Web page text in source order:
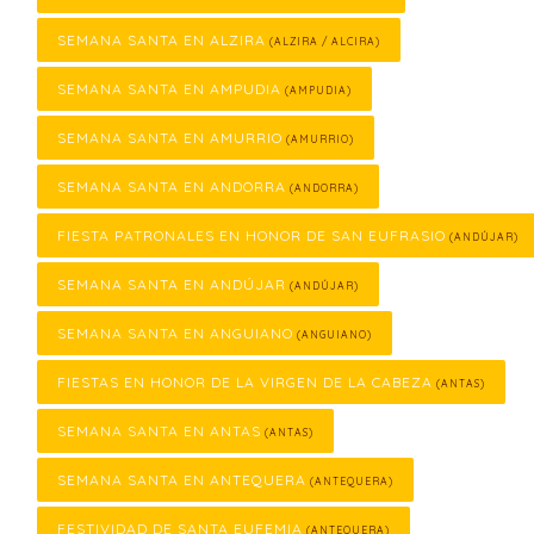
SEMANA SANTA EN ALZIRA (ALZIRA / ALCIRA)
SEMANA SANTA EN AMPUDIA (AMPUDIA)
SEMANA SANTA EN AMURRIO (AMURRIO)
SEMANA SANTA EN ANDORRA (ANDORRA)
FIESTA PATRONALES EN HONOR DE SAN EUFRASIO (ANDÚJAR)
SEMANA SANTA EN ANDÚJAR (ANDÚJAR)
SEMANA SANTA EN ANGUIANO (ANGUIANO)
FIESTAS EN HONOR DE LA VIRGEN DE LA CABEZA (ANTAS)
SEMANA SANTA EN ANTAS (ANTAS)
SEMANA SANTA EN ANTEQUERA (ANTEQUERA)
FESTIVIDAD DE SANTA EUFEMIA (ANTEQUERA)